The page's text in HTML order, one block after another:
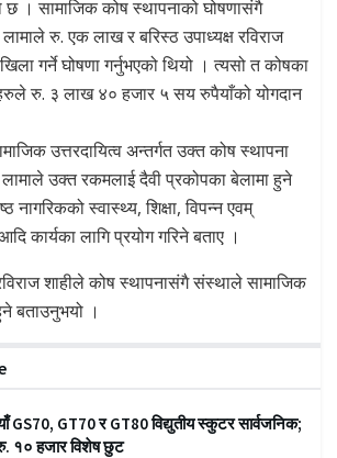
। सामाजिक कोष स्थापनाको घोषणासंगै
रु. एक लाख र बरिस्ठ उपाध्यक्ष रविराज
गर्ने घोषणा गर्नुभएको थियो । त्यसो त कोषका
रु. ३ लाख ४० हजार ५ सय रुपैयाँको योगदान
उत्तरदायित्व अन्तर्गत उक्त कोष स्थापना
लामाले उक्त रकमलाई दैवी प्रकोपका बेलामा हुने
नागरिकको स्वास्थ्य, शिक्षा, विपन्न एवम्
कार्यका लागि प्रयोग गरिने बताए ।
शाहीले कोष स्थापनासंगै संस्थाले सामाजिक
बताउनुभयो ।
GS70, GT70 र GT80 विद्युतीय स्कुटर सार्वजनिक;
१० हजार विशेष छुट